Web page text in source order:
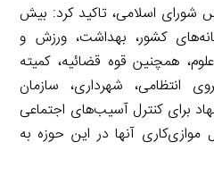
اسلامی، تاکید کرد: بیش
کشور، بهداشت، ورزش و
همچنین قوه قضائیه، کمیته
انتظامی، شهرداری، سازمان
برای کنترل آسیب‌های اجتماعی
موازی‌کاری آنها در این حوزه به